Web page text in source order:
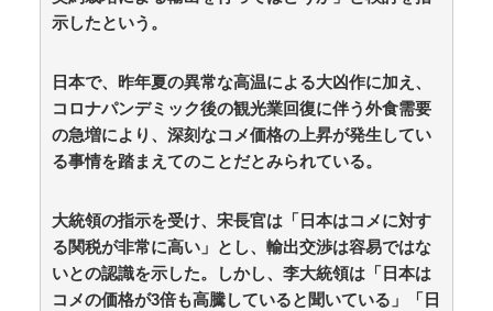
54.3％ 13年以降で最高に 日本人の韓国好感度は
35.3％ / anaguro - 総合
行客、だが代替旅行先が日本ほど安全ではなかった結
果…… / anaguro - 総合 NEW! (8/8 23:00)
【驚愕】コレが周来友の正体です。外国人の強制送還
の裏話を聞いて鳥肌が立ちました… / 5chまとめMAP(総
合) NEW! (8/8 22:49)
像を食わせてっと………できた！」 / 5chまとめMAP(総
合) NEW!
【悲報】クラシックオーケストラ、ゲーム音楽をやら
ないとガラガラになり終わる / 5chまとめMAP(総
合) NEW! (8/8 22:43)
示したという。
日本で、昨年夏の異常な高温による大凶作に加え、
コロナパンデミック後の観光業回復に伴う外食需要
の急増により、深刻なコメ価格の上昇が発生してい
る事情を踏まえてのことだとみられている。
大統領の指示を受け、宋長官は「日本はコメに対す
る関税が非常に高い」とし、輸出交渉は容易ではな
いとの認識を示した。しかし、李大統領は「日本は
コメの価格が3倍も高騰していると聞いている」「日